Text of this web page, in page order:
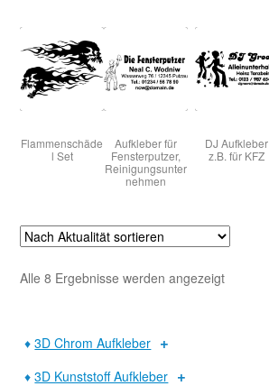
Flammenschäde
l Set
Aufkleber für
Fensterputzer,
Reinigungsunter
nehmen
DJ Aufkleber
z.B. für KFZ
Alle 8 Ergebnisse werden angezeigtNach
♦3D Chrom Aufkleber
♦3D Kunststoff Aufkleber